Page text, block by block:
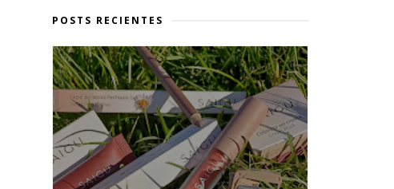
POSTS RECIENTES